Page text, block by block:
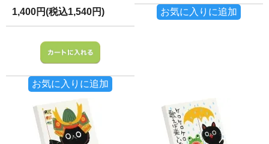
1,400円(税込1,540円)
お気に入りに追加
お気に入りに追加